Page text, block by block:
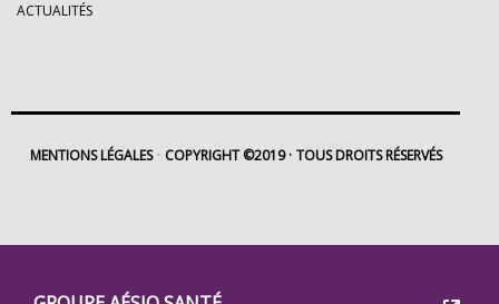
ACTUALITÉS
MENTIONS LÉGALES COPYRIGHT ©2019 TOUS DROITS RÉSERVÉS